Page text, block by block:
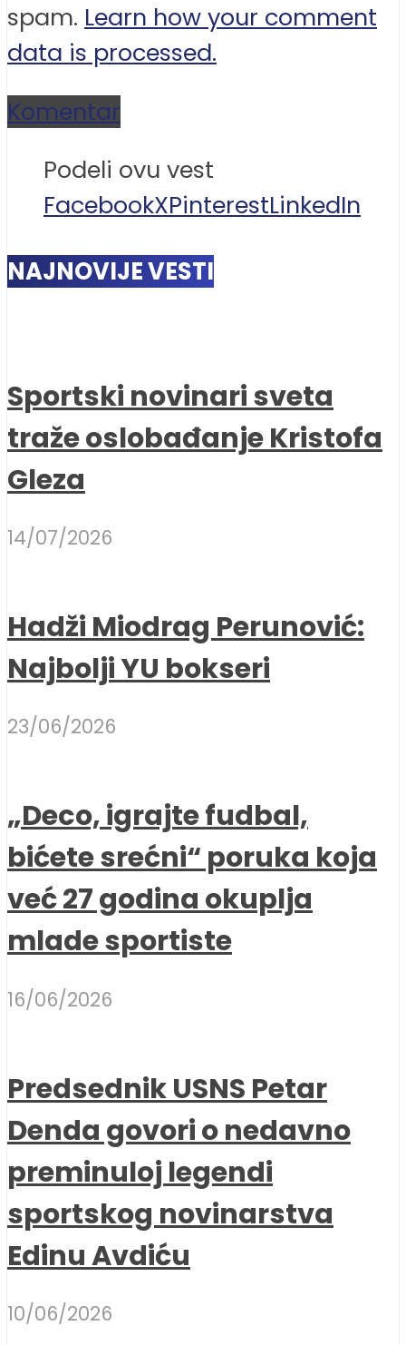
spam. Learn how your comment
data is processed.
Komentar
Podeli ovu vest
FacebookXPinterestLinkedIn
NAJNOVIJE VESTI
Sportski novinari sveta
traže oslobađanje Kristofa
Gleza
14/07/2026
Hadži Miodrag Perunović:
Najbolji YU bokseri
23/06/2026
„Deco, igrajte fudbal,
bićete srećni“ poruka koja
već 27 godina okuplja
mlade sportiste
16/06/2026
Predsednik USNS Petar
Denda govori o nedavno
preminuloj legendi
sportskog novinarstva
Edinu Avdiću
10/06/2026